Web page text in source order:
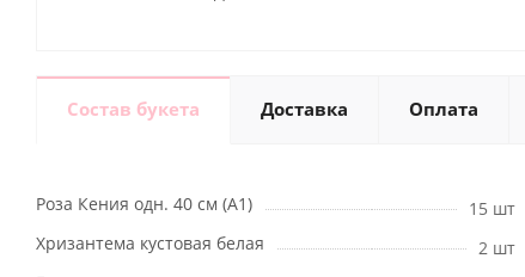
Состав букета Доставка Оплата
Роза Кения одн. 40 см (А1)
15 шт
Хризантема кустовая белая
2 шт